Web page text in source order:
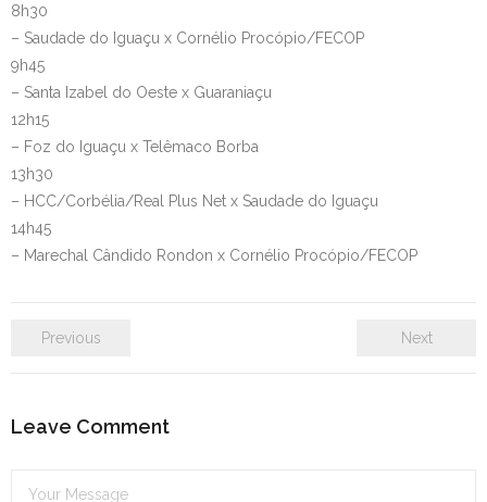
8h30
– Saudade do Iguaçu x Cornélio Procópio/FECOP
9h45
– Santa Izabel do Oeste x Guaraniaçu
12h15
– Foz do Iguaçu x Telêmaco Borba
13h30
– HCC/Corbélia/Real Plus Net x Saudade do Iguaçu
14h45
– Marechal Cândido Rondon x Cornélio Procópio/FECOP
Previous Next
Leave Comment